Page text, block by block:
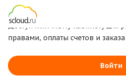
1С всегда под рукой
Доступ к личному кабинету для
правами, оплаты счетов и заказа
Войти